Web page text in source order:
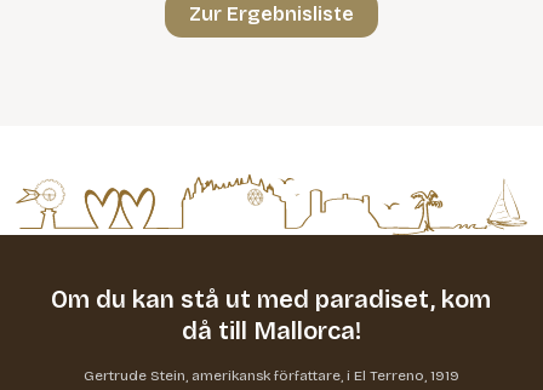
Zur Ergebnisliste
Om du kan stå ut med paradiset, kom
då till Mallorca!
Gertrude Stein, amerikansk författare, i El Terreno, 1919